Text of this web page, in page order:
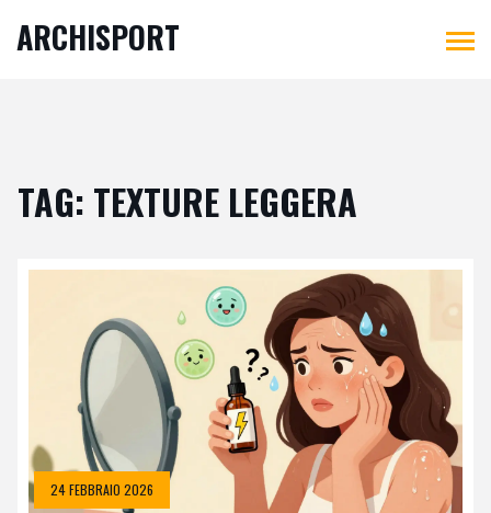
ARCHISPORT
TAG: TEXTURE LEGGERA
24 FEBBRAIO 2026